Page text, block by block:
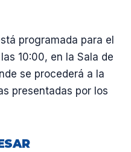
programada para el
10:00, en la Sala de
se procederá a la
presentadas por los